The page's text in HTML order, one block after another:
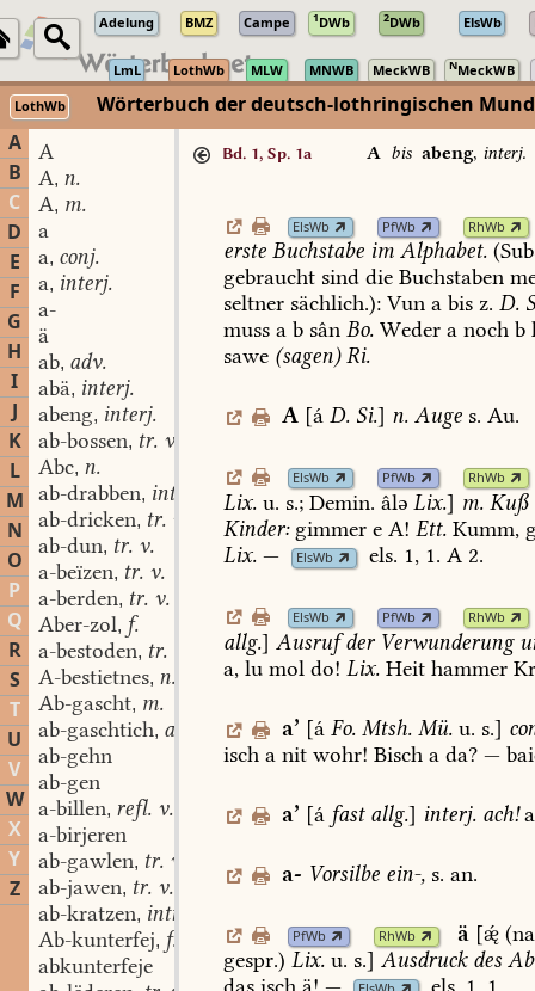
Adelung BMZ Campe 1DWb 2DWb ElsWb
LmL LothWb MLW MNWB MeckWB NMeckWB
LothWb
Wörterbuch der deutsch-lothringischen
A
B
C
D
E
F
G
H
I
J
K
L
M
N
O
P
Q
R
S
T
U
V
W
X
Y
Z
A
A, n.
A, m.
a
a, conj.
a, interj.
a-
ä
ab, adv.
abä, interj.
abeng, interj.
ab-bossen, tr. v.
Abc, n.
ab-drabben, intr. v.
ab-dricken, tr. v.
ab-dun, tr. v.
a-beïzen, tr. v.
a-berden, tr. v.
Aber-zol, f.
a-bestoden, tr. v.
A-bestietnes, n.
Ab-gascht, m.
ab-gaschtich, adj.
ab-gehn
ab-gen
a-billen, refl. v.
a-birjeren
ab-gawlen, tr. v.
ab-jawen, tr. v.
ab-kratzen, intr. v.
Ab-kunterfej, f.
abkunterfeje
Bd. 1, Sp. 1a A bis abeng, interj.
ElsWb PfWb RhWb
erste Buchstabe im Alphabet.
gebraucht sind die Buchstaben
seltner sächlich.): Vun a bis z. D.
muss a b sân Bo. Weder a noch b
sawe (sagen) Ri.
A [á D. Si.] n. Auges. Au.
ElsWb PfWb RhWb
Lix. u. s.; Demin. âlə Lix.] m. Kuß
Kinder:gimmer e A! Ett. Kumm,
Lix. — ElsWb els. 1, 1. A 2.
ElsWb PfWb RhWb
allg.] AusrufderVerwunderung
a, lu mol do! Lix. Heit hammer
a’ [á Fo. Mtsh. Mü.u. s.]
isch a nit wohr! Bisch a da? —
a’ [á fastallg.] interj. ach!a
a- Vorsilbeein-,s. an.
PfWb RhWb ä [
gespr.) Lix. u. s.] Ausdruckdes